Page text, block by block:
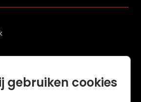
20gebruiken cookies